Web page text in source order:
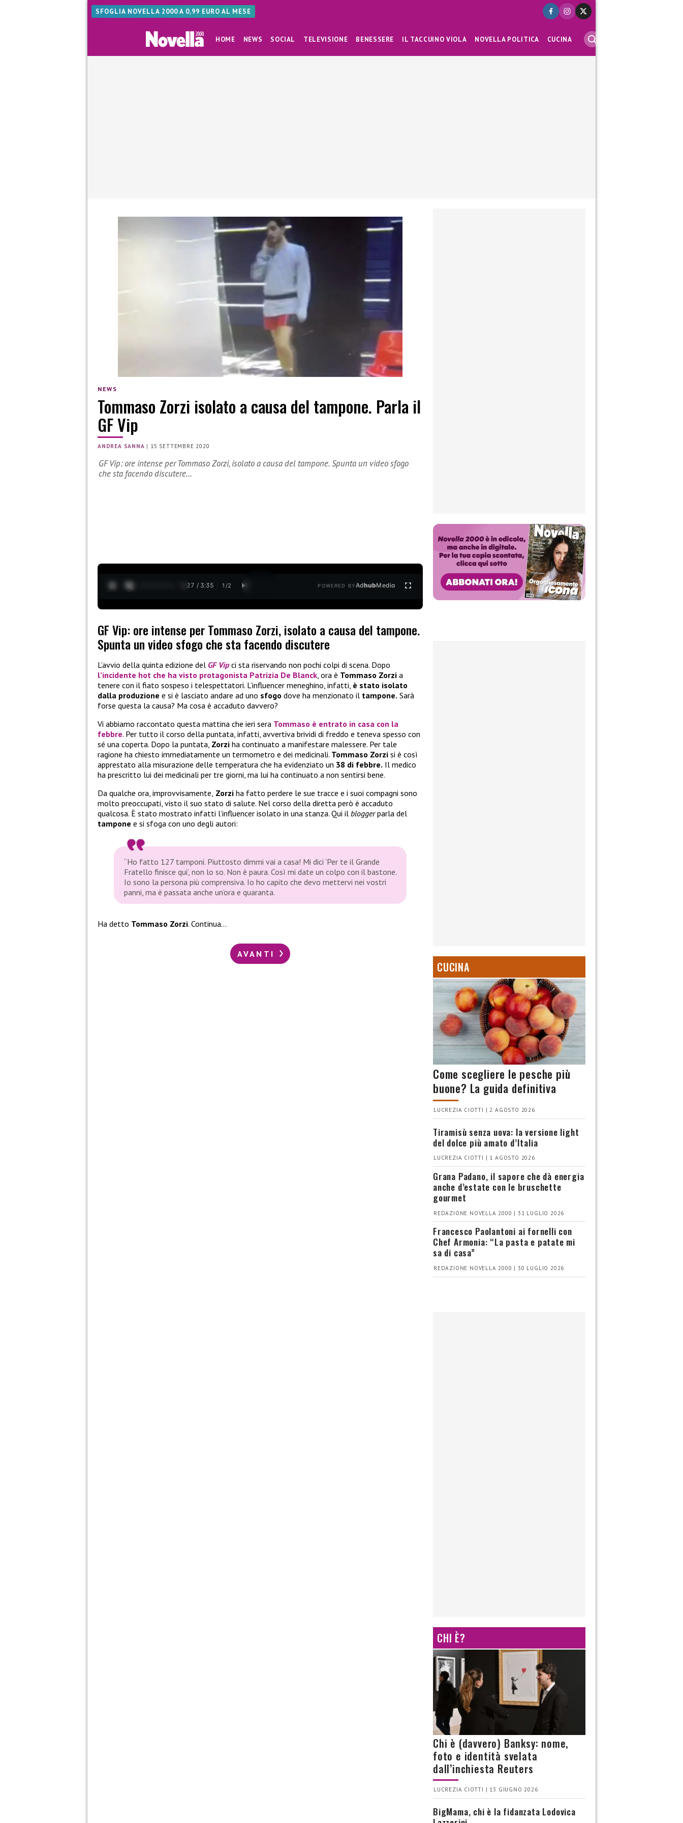
SFOGLIA NOVELLA 2000 A 0,99 EURO AL MESE
HOME NEWS SOCIAL TELEVISIONE BENESSERE IL TACCUINO VIOLA NOVELLA POLITICA CUCINA
NEWS
Tommaso Zorzi isolato a causa del tampone. Parla il
GF Vip
ANDREA SANNA | 15 SETTEMBRE 2020
GF Vip: ore intense per Tommaso Zorzi, isolato a causa del tampone. Spunta un video sfogo
che sta facendo discutere…
0:28 / 3:35 1 /2 POWERED BYAdhubMedia
GF Vip: ore intense per Tommaso Zorzi, isolato a causa del tampone.
Spunta un video sfogo che sta facendo discutere
L’avvio della quinta edizione del GF Vip ci sta riservando non pochi colpi di scena. Dopo
l’incidente hot che ha visto protagonista Patrizia De Blanck, ora è Tommaso Zorzi a
tenere con il fiato sospeso i telespettatori. L’influencer meneghino, infatti, è stato isolato
dalla produzione e si è lasciato andare ad uno sfogo dove ha menzionato il tampone. Sarà
forse questa la causa? Ma cosa è accaduto davvero?
Vi abbiamo raccontato questa mattina che ieri sera Tommaso è entrato in casa con la
febbre. Per tutto il corso della puntata, infatti, avvertiva brividi di freddo e teneva spesso con
sé una coperta. Dopo la puntata, Zorzi ha continuato a manifestare malessere. Per tale
ragione ha chiesto immediatamente un termometro e dei medicinali. Tommaso Zorzi si è così
apprestato alla misurazione delle temperatura che ha evidenziato un 38 di febbre. Il medico
ha prescritto lui dei medicinali per tre giorni, ma lui ha continuato a non sentirsi bene.
Da qualche ora, improvvisamente, Zorzi ha fatto perdere le sue tracce e i suoi compagni sono
molto preoccupati, visto il suo stato di salute. Nel corso della diretta però è accaduto
qualcosa. È stato mostrato infatti l’influencer isolato in una stanza. Qui il bloggerparla del
tampone e si sfoga con uno degli autori:
“Ho fatto 127 tamponi. Piuttosto dimmi vai a casa! Mi dici ‘Per te il Grande
Fratello finisce qui’, non lo so. Non è paura. Così mi date un colpo con il bastone.
Io sono la persona più comprensiva. Io ho capito che devo mettervi nei vostri
panni, ma è passata anche un’ora e quaranta.
Ha detto Tommaso Zorzi. Continua…
AVANTI
CUCINA
Come scegliere le pesche più
buone? La guida definitiva
LUCREZIA CIOTTI | 2 AGOSTO 2026
Tiramisù senza uova: la versione light
del dolce più amato d’Italia
LUCREZIA CIOTTI | 1 AGOSTO 2026
Grana Padano, il sapore che dà energia
anche d’estate con le bruschette
gourmet
REDAZIONE NOVELLA 2000 | 31 LUGLIO 2026
Francesco Paolantoni ai fornelli con
Chef Armonia: “La pasta e patate mi
sa di casa”
REDAZIONE NOVELLA 2000 | 30 LUGLIO 2026
CHI È?
Chi è (davvero) Banksy: nome,
foto e identità svelata
dall’inchiesta Reuters
LUCREZIA CIOTTI | 13 GIUGNO 2026
BigMama, chi è la fidanzata Lodovica